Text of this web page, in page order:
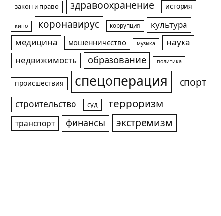
закон и право здравоохранение история
кино коронавирус коррупция
культура
медицина
мошенничество музыка
наука
недвижимость
образование политика
происшествия спецоперация спорт
строительство суд терроризм
транспорт финансы экстремизм